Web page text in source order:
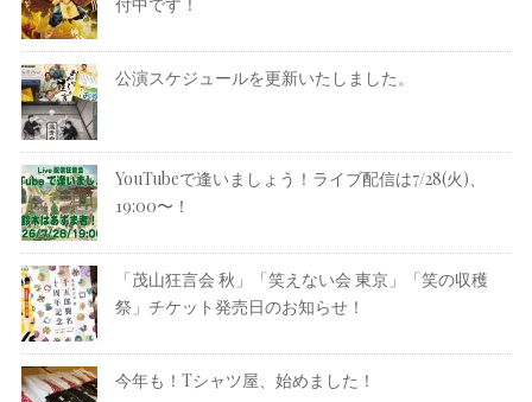
公演スケジュールを更新いたしました。
YouTubeで逢いましょう！ライブ配信は7/28(火)、
19:00〜！
「茂山狂言会 秋」「笑えない会 東京」「笑の収穫
祭」チケット発売日のお知らせ！
今年も！Tシャツ屋、始めました！